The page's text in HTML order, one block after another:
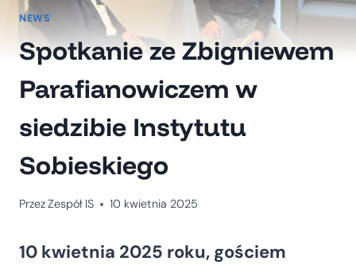
NEWS
Spotkanie ze Zbigniewem
Parafianowiczem w
siedzibie Instytutu
Sobieskiego
PrzezZespół IS 10 kwietnia 2025
10 kwietnia 2025 roku, gościem